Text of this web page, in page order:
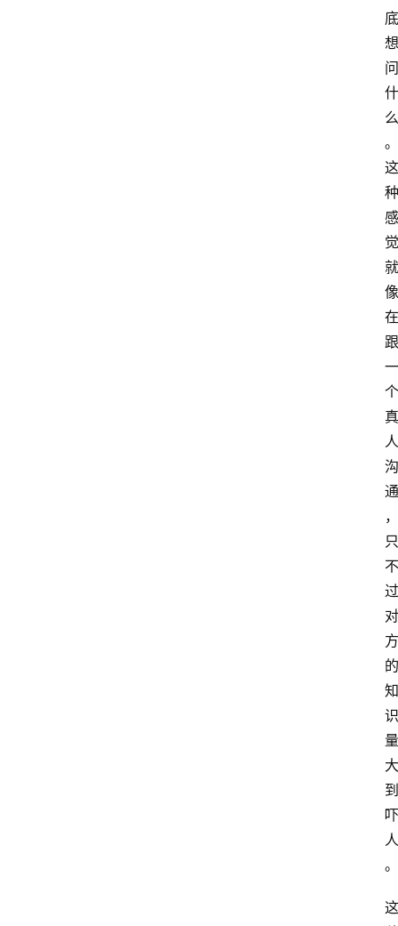
底
想
问
什
么
。
这
种
感
觉
就
像
在
跟
一
个
真
人
沟
通
，
只
不
过
对
方
的
知
识
量
大
到
吓
人
。
这